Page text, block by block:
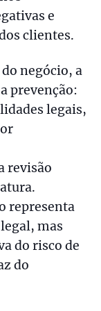
e
clientes.
negócio, a
prevenção:
legais,
revisão
representa
mas
do risco de
do